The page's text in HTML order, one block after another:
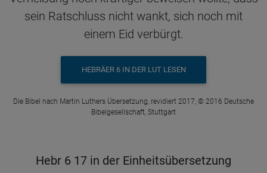
sein Ratschluss nicht wankt, sich noch mit
einem Eid verbürgt.
HEBRÄER 6 IN DER LUT LESEN
Die Bibel nach Martin Luthers Übersetzung, revidiert 2017, © 2016 Deutsche
Bibelgesellschaft, Stuttgart
Hebr 6 17 in der Einheitsübersetzung